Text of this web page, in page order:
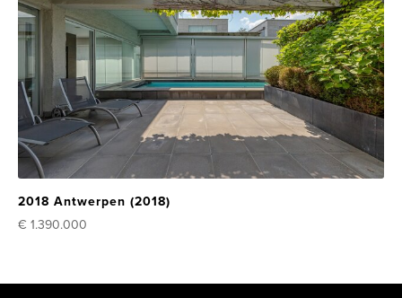
2018 Antwerpen (2018)
€ 1.390.000